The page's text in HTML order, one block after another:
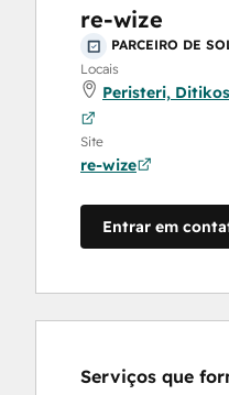
re-wize
PARCEIRO DE
Locais
Peristeri,
Site
re-wize
Entrar em
Serviços que